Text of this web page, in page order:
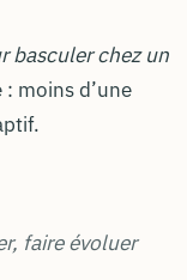
basculer chez un
moins d’une
faire évoluer